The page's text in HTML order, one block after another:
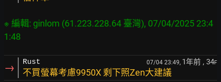
※ 編輯: ginlom (61.223.228.64 臺灣), 07/04/2025 23:4
→ Rust 07/04 23:49, 1年前 , 34F
不買螢幕考慮9950X 剩下照Zen大建議